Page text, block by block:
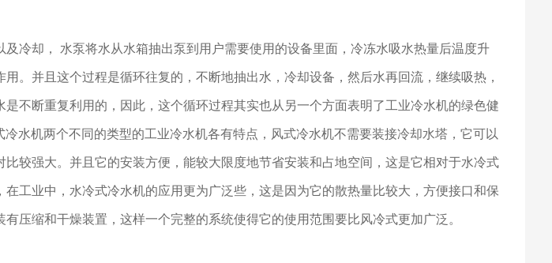
冷却， 水泵将水从水箱抽出泵到用户需要使用的设备里面，冷冻水吸水热量后温度升
。并且这个过程是循环往复的，不断地抽出水，冷却设备，然后水再回流，继续吸热，
是不断重复利用的，因此，这个循环过程其实也从另一个方面表明了工业冷水机的绿色健
冷水机两个不同的类型的工业冷水机各有特点，风式冷水机不需要装接冷却水塔，它可以
较强大。并且它的安装方便，能较大限度地节省安装和占地空间，这是它相对于水冷式
工业中，水冷式冷水机的应用更为广泛些，这是因为它的散热量比较大，方便接口和保
压缩和干燥装置，这样一个完整的系统使得它的使用范围要比风冷式更加广泛。